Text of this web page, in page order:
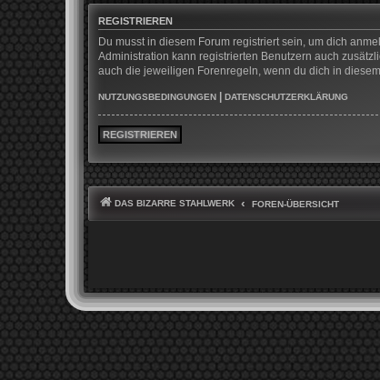
REGISTRIEREN
Du musst in diesem Forum registriert sein, um dich
Administration kann registrierten Benutzern auch
auch die jeweiligen Forenregeln, wenn du dich in
NUTZUNGSBEDINGUNGEN DATENSCHUTZERKLÄRUNG
REGISTRIEREN
DAS BIZARRE STAHLWERK FOREN-ÜBERSICHT